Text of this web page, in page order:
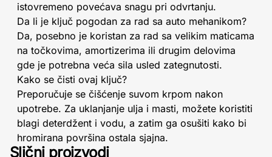
istovremeno povećava snagu pri odvrtanju.
Da li je ključ pogodan za rad sa auto mehanikom?
Da, posebno je koristan za rad sa velikim maticama
na točkovima, amortizerima ili drugim delovima
gde je potrebna veća sila usled zategnutosti.
Kako se čisti ovaj ključ?
Preporučuje se čišćenje suvom krpom nakon
upotrebe. Za uklanjanje ulja i masti, možete koristiti
blagi deterdžent i vodu, a zatim ga osušiti kako bi
hromirana površina ostala sjajna.
Slični proizvodi